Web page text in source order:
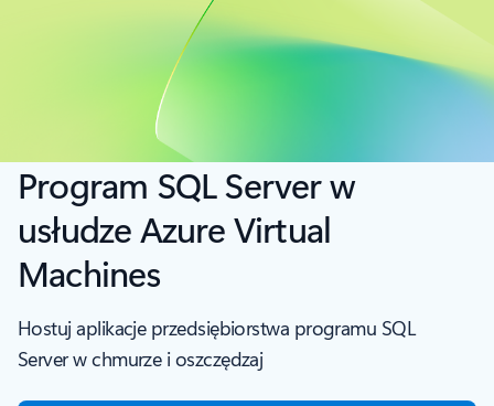
Program SQL Server w
usłudze Azure Virtual
Machines
Hostuj aplikacje przedsiębiorstwa programu SQL
Server w chmurze i oszczędzaj